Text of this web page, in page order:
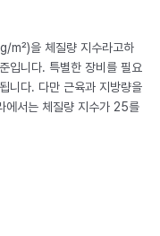
m²)을 체질량 지수라고하
입니다. 특별한 장비를 필요
니다. 다만 근육과 지방량을
에서는 체질량 지수가 25를